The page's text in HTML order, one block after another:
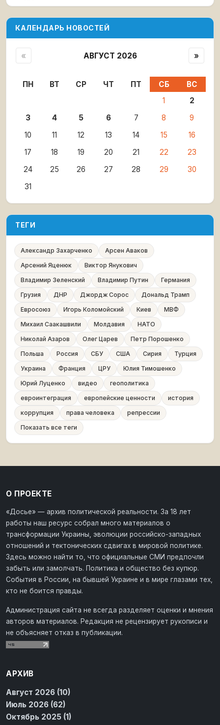
КАЛЕНДАРЬ НОВОСТЕЙ
« АВГУСТ 2026 »
ПН ВТ СР ЧТ ПТ СБ
ВС
1
2
3
4 5 6 7 8
9
10
11 12 13 14 15
16
17
18 19 20 21 22
23
24
25 26 27 28 29
30
31
ТЕГИ
Александр Захарченко
Арсен Аваков
Арсений Яценюк
Виктор Янукович
Владимир Зеленский
Владимир Путин
Германия
Грузия
ДНР Джордж Сорос
Дональд Трамп
Евросоюз
Игорь Коломойский Киев
МВФ
Михаил Саакашвили
Молдавия
НАТО
Николай Азаров
Олег Царев
Петр Порошенко
Польша
Россия СБУ США Сирия
Турция
Украина
Франция ЦРУ
Юлия Тимошенко
Юрий Луценко
видео
геополитика
евроинтеграция
европейские ценности
история
коррупция
права человека
репрессии
Показать все теги
О ПРОЕКТЕ
«Досье» — архив политической реальности. За 18 лет
работы наш ресурс собрал много материалов о
трансформации Украины, эволюции российско-западных
отношений и тектонических сдвигах в мировой политике.
Здесь можно найти то, что официальные СМИ предпочли
забыть или замолчать. Политика и общество без купюр.
События в России, на бывшей Украине и в мире глазами тех,
кто не боится правды.
Администрация сайта не всегда разделяет оценки и мнения
авторов материалов. Редакция не рецензирует рукописи и
не объясняет отказ в публикации.
АРХИВ
Август 2026 (10)
Июль 2026 (62)
Октябрь 2025 (1)